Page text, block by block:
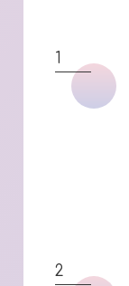
1
2